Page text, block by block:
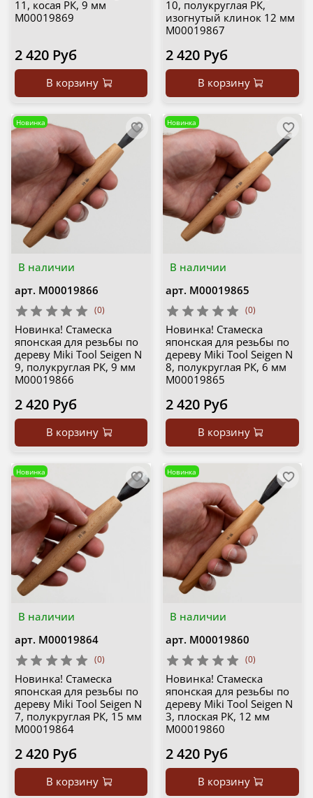
11, косая РК, 9 мм
М00019869
2 420 Руб
В корзину
10, полукруглая РК,
изогнутый клинок 12 мм
М00019867
2 420 Руб
В корзину
В наличии
Новинка
арт. М00019866
(0)
Новинка! Стамеска
японская для резьбы по
дереву Miki Tool Seigen N
9, полукруглая РК, 9 мм
М00019866
2 420 Руб
В корзину
В наличии
Новинка
арт. М00019865
(0)
Новинка! Стамеска
японская для резьбы по
дереву Miki Tool Seigen N
8, полукруглая РК, 6 мм
М00019865
2 420 Руб
В корзину
В наличии
Новинка
арт. М00019864
(0)
Новинка! Стамеска
японская для резьбы по
дереву Miki Tool Seigen N
7, полукруглая РК, 15 мм
М00019864
2 420 Руб
В корзину
В наличии
Новинка
арт. М00019860
(0)
Новинка! Стамеска
японская для резьбы по
дереву Miki Tool Seigen N
3, плоская РК, 12 мм
М00019860
2 420 Руб
В корзину